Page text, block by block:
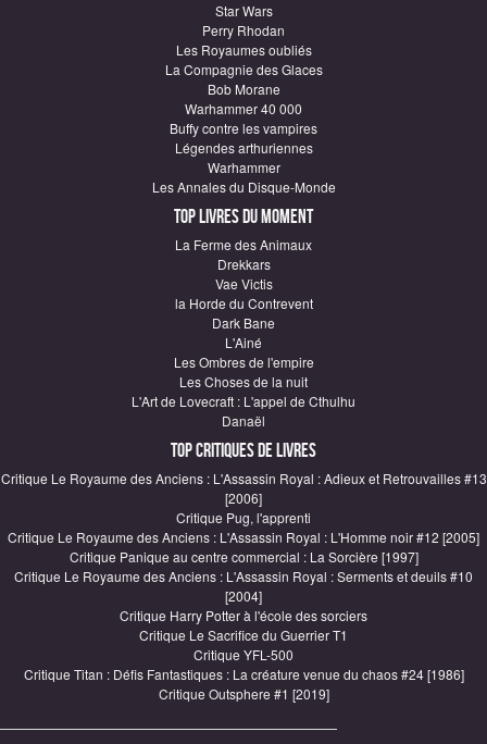
Star Wars
Perry Rhodan
Les Royaumes oubliés
La Compagnie des Glaces
Bob Morane
Warhammer 40 000
Buffy contre les vampires
Légendes arthuriennes
Warhammer
Les Annales du Disque-Monde
Top Livres du moment
La Ferme des Animaux
Drekkars
Vae Victis
la Horde du Contrevent
Dark Bane
L'Ainé
Les Ombres de l'empire
Les Choses de la nuit
L'Art de Lovecraft : L'appel de Cthulhu
Danaël
Top critiques de Livres
Critique Le Royaume des Anciens : L'Assassin Royal : Adieux et Retrouvailles #13
[2006]
Critique Pug, l'apprenti
Critique Le Royaume des Anciens : L'Assassin Royal : L'Homme noir #12 [2005]
Critique Panique au centre commercial : La Sorcière [1997]
Critique Le Royaume des Anciens : L'Assassin Royal : Serments et deuils #10
[2004]
Critique Harry Potter à l'école des sorciers
Critique Le Sacrifice du Guerrier T1
Critique YFL-500
Critique Titan : Défis Fantastiques : La créature venue du chaos #24 [1986]
Critique Outsphere #1 [2019]